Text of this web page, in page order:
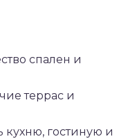
спален и
террас и
кухню, гостиную и